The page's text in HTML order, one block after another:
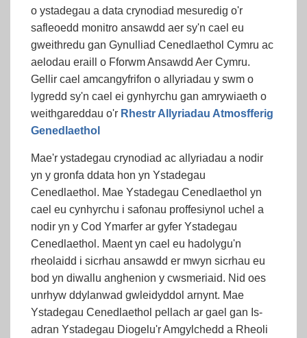
o ystadegau a data crynodiad mesuredig o'r
safleoedd monitro ansawdd aer sy'n cael eu
gweithredu gan Gynulliad Cenedlaethol Cymru ac
aelodau eraill o Fforwm Ansawdd Aer Cymru.
Gellir cael amcangyfrifon o allyriadau y swm o
lygredd sy'n cael ei gynhyrchu gan amrywiaeth o
weithgareddau o'r Rhestr Allyriadau Atmosfferig
Genedlaethol
Mae'r ystadegau crynodiad ac allyriadau a nodir
yn y gronfa ddata hon yn Ystadegau
Cenedlaethol. Mae Ystadegau Cenedlaethol yn
cael eu cynhyrchu i safonau proffesiynol uchel a
nodir yn y Cod Ymarfer ar gyfer Ystadegau
Cenedlaethol. Maent yn cael eu hadolygu'n
rheolaidd i sicrhau ansawdd er mwyn sicrhau eu
bod yn diwallu anghenion y cwsmeriaid. Nid oes
unrhyw ddylanwad gwleidyddol arnynt. Mae
Ystadegau Cenedlaethol pellach ar gael gan Is-
adran Ystadegau Diogelu'r Amgylchedd a Rheoli